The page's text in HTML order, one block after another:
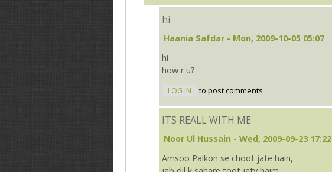
hi
Haania Safdar - Mon, 2009-10-05 05:07
hi
how r u?
LOG IN to post comments
ITS REALL WITH ME
Noor Ul Hussain - Wed, 2009-09-23 17:22
Amsoo Palkon se choot jate hain,